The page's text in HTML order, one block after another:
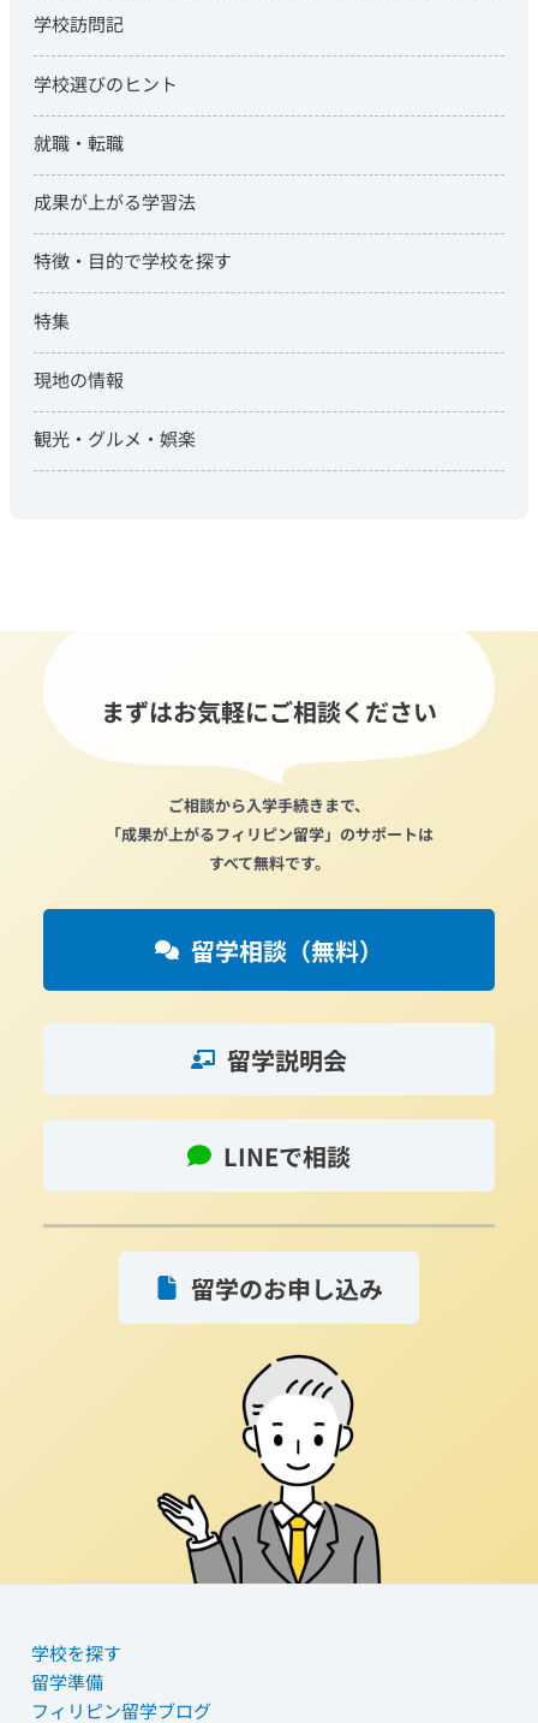
学校訪問記
学校選びのヒント
就職・転職
成果が上がる学習法
特徴・目的で学校を探す
特集
現地の情報
観光・グルメ・娯楽
まずはお気軽にご相談ください
ご相談から入学手続きまで、
「成果が上がるフィリピン留学」のサポートは
すべて無料です。
留学相談（無料）
留学説明会
LINEで相談
留学のお申し込み
学校を探す
留学準備
フィリピン留学ブログ